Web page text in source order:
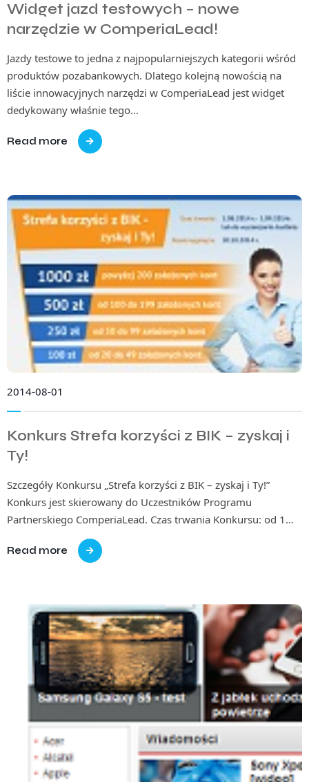
Widget jazd testowych – nowe
narzędzie w ComperiaLead!
Jazdy testowe to jedna z najpopularniejszych kategorii wśród
produktów pozabankowych. Dlatego kolejną nowością na
liście innowacyjnych narzędzi w ComperiaLead jest widget
dedykowany właśnie tego…
Read more
2014-08-01
Konkurs Strefa korzyści z BIK – zyskaj i
Ty!
Szczegóły Konkursu „Strefa korzyści z BIK – zyskaj i Ty!”
Konkurs jest skierowany do Uczestników Programu
Partnerskiego ComperiaLead. Czas trwania Konkursu: od 1…
Read more